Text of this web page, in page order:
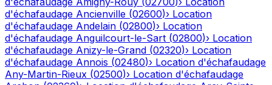
d'échafaudage Ancienville (02600)› Location
d'échafaudage Andelain (02800)› Location
d'échafaudage Anguilcourt-le-Sart (02800)› Location
d'échafaudage Anizy-le-Grand (02320)› Location
d'échafaudage Annois (02480)› Location d'échafaudage
Any-Martin-Rieux (02500)› Location d'échafaudage